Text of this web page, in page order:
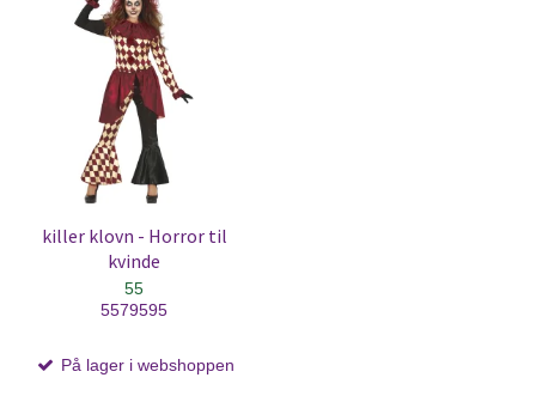
killer klovn - Horror til
kvinde
55
5579595
På lager i webshoppen